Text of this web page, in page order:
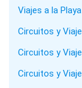
Viajes a la Playa
Circuitos y
Circuitos y
Circuitos y